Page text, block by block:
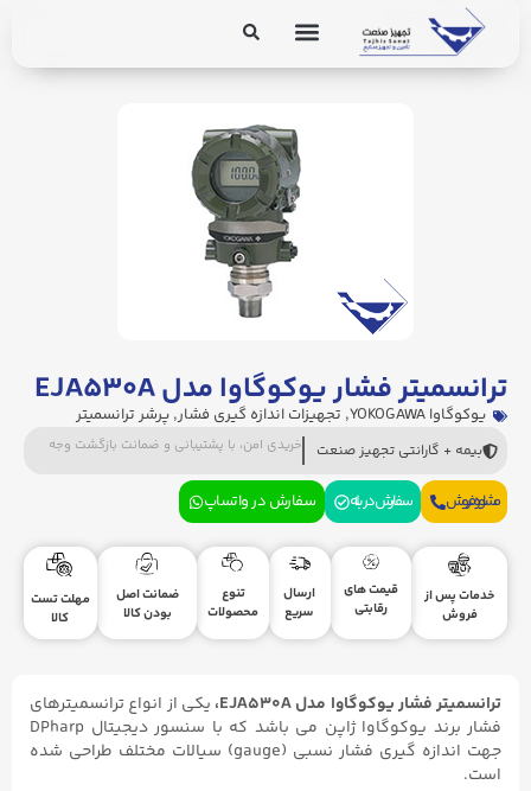
ترانسمیتر فشار یوکوگاوا مدل EJA۵۳۰A
یوکوگاوا YOKOGAWA , تجهیزات اندازه گیری فشار, پرشر ترانسمیتر
بیمه + گارانتی تجهیز صنعت خریدی امن، با پشتیبانی و ضمانت بازگشت وجه
مشاوره فروش سفارش در بله سفارش در واتساپ
خدمات پس از
فروش
قیمت های
رقابتی
ارسال
سریع
تنوع
محصولات
ضمانت اصل
بودن کالا
مهلت تست
کالا
ترانسمیتر فشار یوکوگاوا مدل EJA530A،
یکی از انواع ترانسمیترهای
فشار برند یوکوگاوا ژاپن می باشد که با سنسور دیجیتال DPharp
جهت اندازه گیری فشار نسبی (gauge) سیالات مختلف طراحی شده
است.